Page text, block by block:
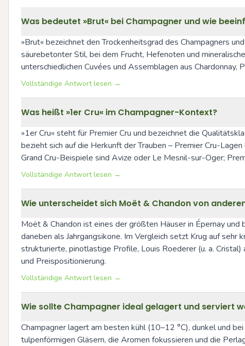
Was bedeutet »Brut« bei Champagner und wie
»Brut« bezeichnet den Trockenheitsgrad des Champagners
säurebetonter Stil, bei dem Frucht, Hefenoten und
unterschiedlichen Cuvées und Assemblagen aus
Vollständige Antwort lesen →
Was heißt »1er Cru« im Champagner-Kontext?
»1er Cru« steht für Premier Cru und bezeichnet die
bezieht sich auf die Herkunft der Trauben – Premier Cru-
Grand Cru-Beispiele sind Avize oder Le Mesnil-sur-Oger;
Vollständige Antwort lesen →
Wie unterscheidet sich Moët & Chandon von
Moët & Chandon ist eines der größten Häuser in Épernay
daneben als Jahrgangsikone. Im Vergleich setzt Krug auf
strukturierte, pinotlastige Profile, Louis Roederer (u. a.
und Preispositionierung.
Vollständige Antwort lesen →
Wie sollte Champagner ideal gelagert und serviert
Champagner lagert am besten kühl (10–12 °C), dunkel und
tulpenförmigen Gläsern, die Aromen fokussieren und die